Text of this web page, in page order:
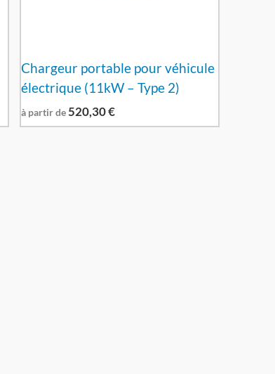
Chargeur portable pour véhicule
électrique (11kW – Type 2)
à partir de 520,30€